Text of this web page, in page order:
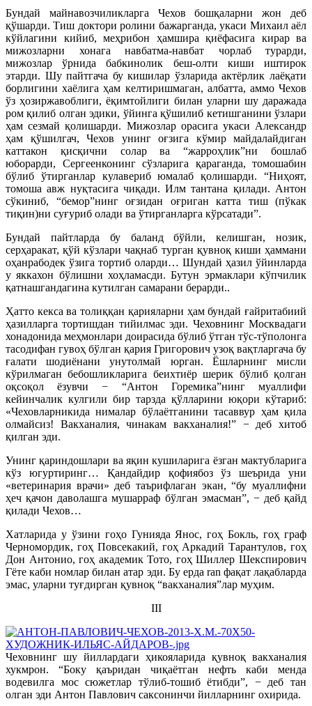
Бундай майнавозчиликларга Чехов бошқаларни жон деб
қўшарди. Тиш доктори ролини бажарганда, укаси Михаил аёл
кўйлагини кийиб, меҳрибон ҳамшира қиёфасига кирар ва
мижозларни хонага навбатма-навбат чорлаб турарди,
мижозлар ўрнида бабкинолик беш-олти киши иштирок
этарди. Шу пайтгача бу кишилар ўзларида актёрлик лаёқати
борлигини хаёлига ҳам келтиришмаган, албатта, аммо Чехов
ўз ҳозиржавоблиги, ёқимтойлиги билан уларни шу даражада
ром қилиб олган эдики, ўйинга қўшилиб кетишганини ўзлари
ҳам сезмай қолишарди. Мижозлар орасига укаси Александр
ҳам қўшилгач, Чехов унинг оғзига кўмир майдалайдиган
каттакон қисқични солар ва “жарроҳлик”ни бошлаб
юборарди, Сергеенконинг сўзларига қараганда, томошабин
бўлиб ўтирганлар кулавериб юмалаб қолишарди. “Ниҳоят,
томоша авж нуқтасига чиқади. Илм тантана қилади. Антон
сўкиниб, “бемор”нинг оғзидан оғриган катта тиш (пўкак
тиқин)ни суғуриб олади ва ўтирганларга кўрсатади”.
Бундай пайтларда бу баланд бўйли, келишган, нозик,
серҳаракат, қўй кўзлари чақнаб турган қувноқ киши ҳаммани
оҳанрабодек ўзига тортиб оларди… Шундай ҳазил ўйинларда
у яккахон бўлишни хоҳламасди. Бутун эрмаклари кўпчилик
қатнашгандагина кутилган самарани берарди..
Ҳатто кекса ва толиққан қарияларни ҳам бундай ғайритабиий
ҳазилларга тортишдан тийилмас эди. Чеховнинг Москвадаги
хонадонида меҳмонлари доирасида бўлиб ўтган тўс-тўполонга
тасодифан гувоҳ бўлган қария Григорович узоқ вақтларгача бу
ғалати шодиёнани унутолмай юрган. Ёшларнинг мисли
кўрилмаган бебошликларига беихтиёр шерик бўлиб қолган
оқсоқол ёзувчи − “Антон Горемика”нинг муаллифи
кейинчалик кулгили бир тарзда қўлларини юқори кўтариб:
«Чеховларникида нималар бўлаётганини тасаввур ҳам қила
олмайсиз! Вакханалия, чинакам вакханалия!” − деб хитоб
қилган эди.
Унинг қариндошлари ва яқин кушиларига ёзган мактубларига
кўз югуртиринг… Қандайдир қофиябоз ўз шеърида уни
«ветеринария врачи» деб таърифлаган экан, “бу муаллифни
ҳеч қачон даволашга мушарраф бўлган эмасман”, − деб қайд
қилади Чехов…
Хатларида у ўзини гоҳо Гунияда Янос, гоҳ Бокль, гоҳ граф
Черномордик, гоҳ Повсекакий, гоҳ Аркадий Тарантулов, гоҳ
Дон Антонио, гоҳ академик Тото, гоҳ Шиллер Шекспирович
Гёте каби номлар билан атар эди. Бу ерда ran фақат лақабларда
эмас, уларни туғдирган қувноқ “вакханалия”лар муҳим.
III
Чеховнинг шу йиллардаги ҳикояларида қувноқ вакханалия
хукмрон. “Боку қаъридан чиқаётган нефть каби менда
водевилга мос сюжетлар тўлиб-тошиб ётибди”, − деб тан
олган эди Антон Павлович саксонинчи йилларнинг охирида.